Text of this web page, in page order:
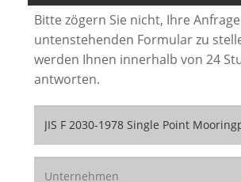
Bitte zögern Sie nicht, Ihre
untenstehenden Formular zu
werden Ihnen innerhalb von 24
antworten.